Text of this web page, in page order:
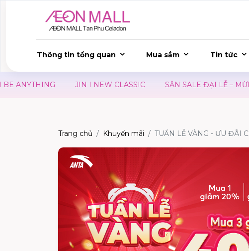
Thông tin tổng quan Mua sắm Tin tức
JIN I NEW CLASSIC SĂN SALE ĐẠI LỄ – MỪNG
Trang chủ Khuyến mãi TUẦN LỄ VÀNG - ƯU ĐÃI